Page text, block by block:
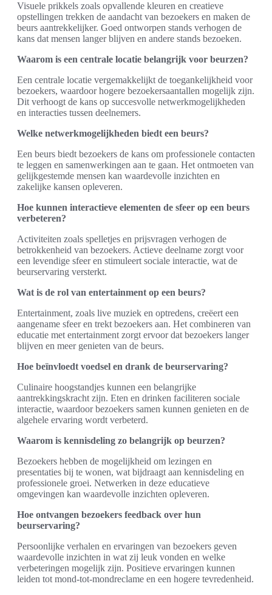
Visuele prikkels zoals opvallende kleuren en creatieve
opstellingen trekken de aandacht van bezoekers en maken de
beurs aantrekkelijker. Goed ontworpen stands verhogen de
kans dat mensen langer blijven en andere stands bezoeken.
Waarom is een centrale locatie belangrijk voor beurzen?
Een centrale locatie vergemakkelijkt de toegankelijkheid voor
bezoekers, waardoor hogere bezoekersaantallen mogelijk zijn.
Dit verhoogt de kans op succesvolle netwerkmogelijkheden
en interacties tussen deelnemers.
Welke netwerkmogelijkheden biedt een beurs?
Een beurs biedt bezoekers de kans om professionele contacten
te leggen en samenwerkingen aan te gaan. Het ontmoeten van
gelijkgestemde mensen kan waardevolle inzichten en
zakelijke kansen opleveren.
Hoe kunnen interactieve elementen de sfeer op een beurs
verbeteren?
Activiteiten zoals spelletjes en prijsvragen verhogen de
betrokkenheid van bezoekers. Actieve deelname zorgt voor
een levendige sfeer en stimuleert sociale interactie, wat de
beurservaring versterkt.
Wat is de rol van entertainment op een beurs?
Entertainment, zoals live muziek en optredens, creëert een
aangename sfeer en trekt bezoekers aan. Het combineren van
educatie met entertainment zorgt ervoor dat bezoekers langer
blijven en meer genieten van de beurs.
Hoe beïnvloedt voedsel en drank de beurservaring?
Culinaire hoogstandjes kunnen een belangrijke
aantrekkingskracht zijn. Eten en drinken faciliteren sociale
interactie, waardoor bezoekers samen kunnen genieten en de
algehele ervaring wordt verbeterd.
Waarom is kennisdeling zo belangrijk op beurzen?
Bezoekers hebben de mogelijkheid om lezingen en
presentaties bij te wonen, wat bijdraagt aan kennisdeling en
professionele groei. Netwerken in deze educatieve
omgevingen kan waardevolle inzichten opleveren.
Hoe ontvangen bezoekers feedback over hun
beurservaring?
Persoonlijke verhalen en ervaringen van bezoekers geven
waardevolle inzichten in wat zij leuk vonden en welke
verbeteringen mogelijk zijn. Positieve ervaringen kunnen
leiden tot mond-tot-mondreclame en een hogere tevredenheid.